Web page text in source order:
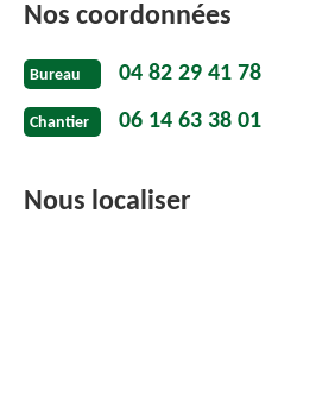
Nos coordonnées
Bureau 04 82 29 41 78
Chantier 06 14 63 38 01
Nous localiser